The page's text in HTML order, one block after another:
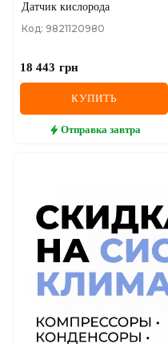
Датчик кислорода
Код: 9821120980
18 443 грн
КУПИТЬ
Отправка завтра